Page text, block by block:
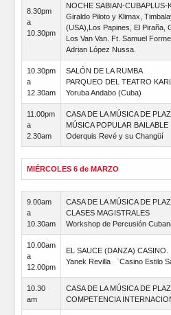
8.30pm
a
10.30pm
NOCHE SABIAN-CUBAPLUS-
Giraldo Piloto y Klimax,
(USA),Los Papines, El Piraña,
Los Van Van. Ft. Samuel
Adrian López Nussa.
10.30pm
a
12.30am
SALÓN DE LA RUMBA
PARQUEO DEL TEATRO
Yoruba Andabo (Cuba)
11.00pm
a
2.30am
CASA DE LA MÚSICA DE
MÚSICA POPULAR BAILABLE
Oderquis Revé y su Changüí
MIÉRCOLES 6 de MARZO
9.00am
a
10.30am
CASA DE LA MÚSICA DE
CLASES MAGISTRALES
Workshop de Percusión
10.00am
a
12.00pm
EL SAUCE (DANZA) CASINO.
Yanek Revilla ¨Casino Estilo
10.30
am
CASA DE LA MÚSICA DE
COMPETENCIA